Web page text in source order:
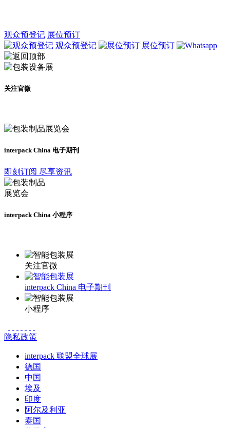
观众预登记 展位预订
观众预登记
展位预订
关注官微
interpack China 电子期刊
即刻订阅 尽享资讯
interpack China 小程序
关注官微
interpack China 电子期刊
小程序
隐私政策
interpack 联盟全球展
德国
中国
埃及
印度
阿尔及利亚
泰国